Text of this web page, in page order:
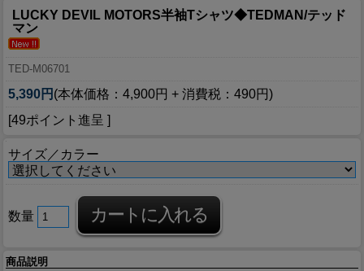
LUCKY DEVIL MOTORS半袖Tシャツ◆TEDMAN/テッド
マン
TED-M06701
5,390円 (本体価格：4,900円 + 消費税：490円)
[49ポイント進呈 ]
サイズ／カラー
数量
商品説明